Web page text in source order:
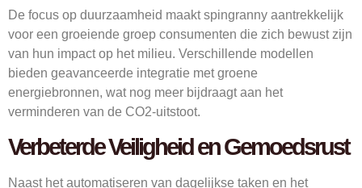
De focus op duurzaamheid maakt spingranny aantrekkelijk
voor een groeiende groep consumenten die zich bewust zijn
van hun impact op het milieu. Verschillende modellen
bieden geavanceerde integratie met groene
energiebronnen, wat nog meer bijdraagt aan het
verminderen van de CO2-uitstoot.
Verbeterde Veiligheid en Gemoedsrust
Naast het automatiseren van dagelijkse taken en het